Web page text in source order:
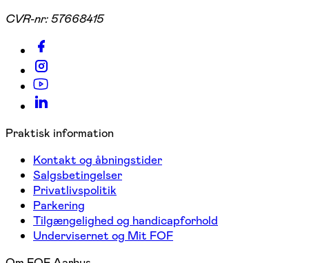
CVR-nr:57668415
Praktisk information
Kontakt og åbningstider
Salgsbetingelser
Privatlivspolitik
Parkering
Tilgængelighed og handicapforhold
Undervisernet og Mit FOF